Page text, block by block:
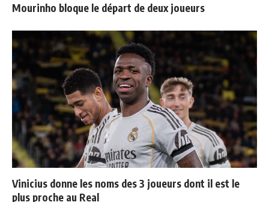
Mourinho bloque le départ de deux joueurs
Vinicius donne les noms des 3 joueurs dont il est le
plus proche au Real